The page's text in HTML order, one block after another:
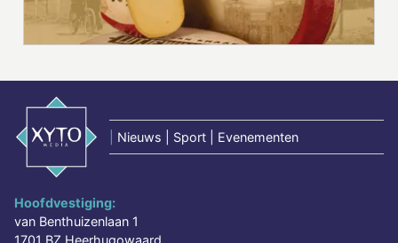
Nieuws | Sport | Evenementen
Hoofdvestiging:
van Benthuizenlaan 1
1701 BZ Heerhugowaard